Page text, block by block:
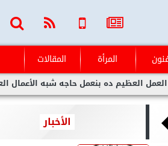
المرأة المقالات
ده بنعمل حاجه شبه الأعمال العالميه
الأخبار